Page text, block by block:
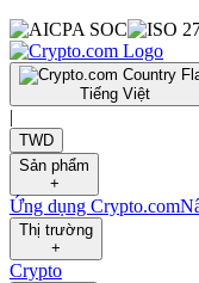
Tiếng Việt
|
TWD
Sản phẩm
+
Ứng dụng Crypto.com
Thị trường
+
Crypto